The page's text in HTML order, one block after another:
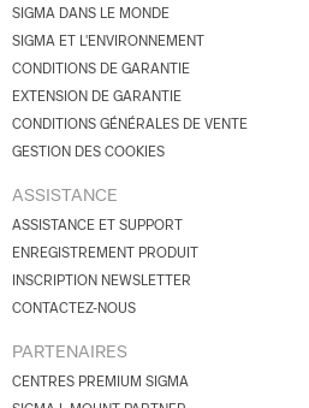
SIGMA DANS LE MONDE
SIGMA ET L'ENVIRONNEMENT
CONDITIONS DE GARANTIE
EXTENSION DE GARANTIE
CONDITIONS GÉNÉRALES DE VENTE
GESTION DES COOKIES
ASSISTANCE
ASSISTANCE ET SUPPORT
ENREGISTREMENT PRODUIT
INSCRIPTION NEWSLETTER
CONTACTEZ-NOUS
PARTENAIRES
CENTRES PREMIUM SIGMA